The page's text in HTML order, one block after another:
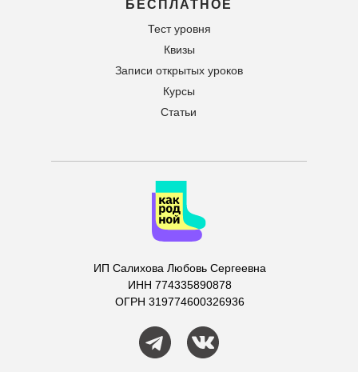
БЕСПЛАТНОЕ
Тест уровня
Квизы
Записи открытых уроков
Курсы
Статьи
ИП Салихова Любовь Сергеевна
ИНН 774335890878
ОГРН 319774600326936